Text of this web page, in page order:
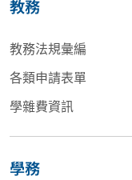
教務
教務法規彙編
各類申請表單
學雜費資訊
學務